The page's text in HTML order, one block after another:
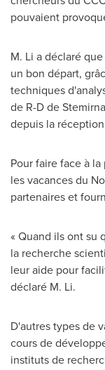
pouvaient
M. Li a déclaré
un bon départ,
techniques
de R-D de
depuis la
Pour faire face à
les vacances du
partenaires et
« Quand ils ont su
la recherche
leur aide pour
déclaré M. Li.
D'autres types de
cours de
instituts de